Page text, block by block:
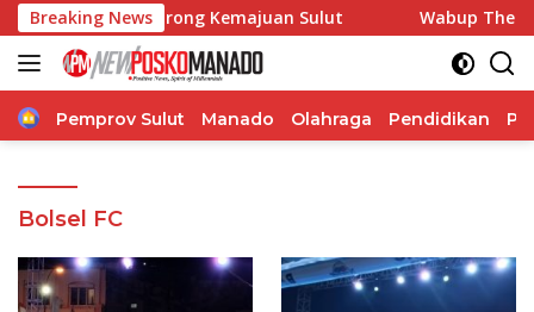
Langsung
ke
konten
Breaking News
Dorong Kemajuan Sulut Wabup Theodorus
Home
Pemprov Sulut Manado Olahraga Pendidikan
Bolsel FC